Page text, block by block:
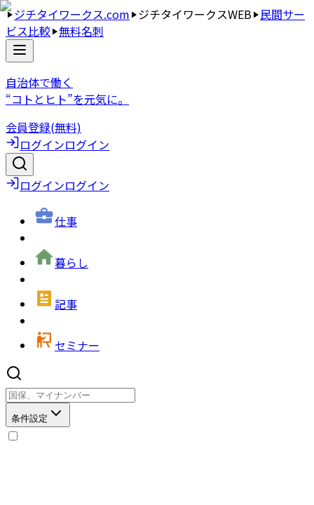
ジチタイワークス.com ジチタイワークスWEB 民間サー
ビス比較 無料名刺
自治体で働く
“コトとヒト”を元気に。
会員登録(無料)
ログインログイン
ログインログイン
仕事
暮らし
記事
セミナー
条件設定